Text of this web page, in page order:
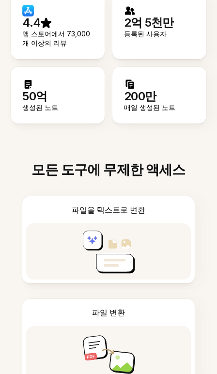
4.4
앱 스토어에서 73,000
개 이상의 리뷰
2억 5천만
등록된 사용자
50억
생성된 노트
200만
매일 생성된 노트
모든 도구에 무제한 액세스
파일을 텍스트로 변환
파일 변환